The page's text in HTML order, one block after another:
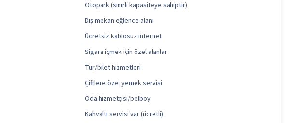
Otopark (sınırlı kapasiteye sahiptir)
Dış mekan eğlence alanı
Ücretsiz kablosuz internet
Sigara içmek için özel alanlar
Tur/bilet hizmetleri
Çiftlere özel yemek servisi
Oda hizmetçisi/belboy
Kahvaltı servisi var (ücretli)